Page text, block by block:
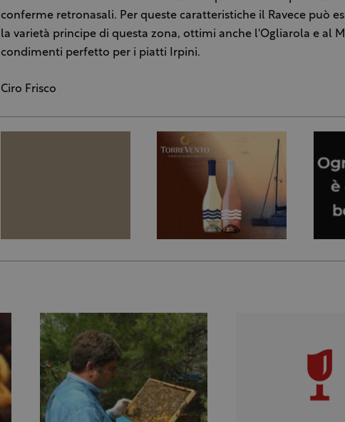
conferme retronasali. Per queste caratteristiche il Ravece può
la varietà principe di questa zona, ottimi anche l'Ogliarola e al
condimenti perfetto per i piatti Irpini.
Ciro Frisco